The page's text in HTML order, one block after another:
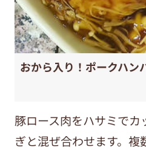
おから入り！ポークハン
豚ロース肉をハサミで
ぎと混ぜ合わせます。複